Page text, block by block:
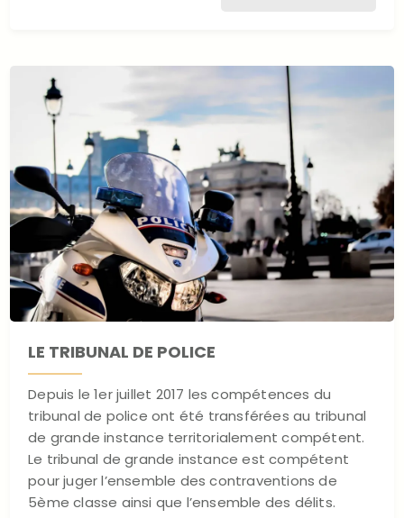
LE TRIBUNAL DE POLICE
Depuis le 1er juillet 2017 les compétences du
tribunal de police ont été transférées au tribunal
de grande instance territorialement compétent.
Le tribunal de grande instance est compétent
pour juger l’ensemble des contraventions de
5ème classe ainsi que l’ensemble des délits.